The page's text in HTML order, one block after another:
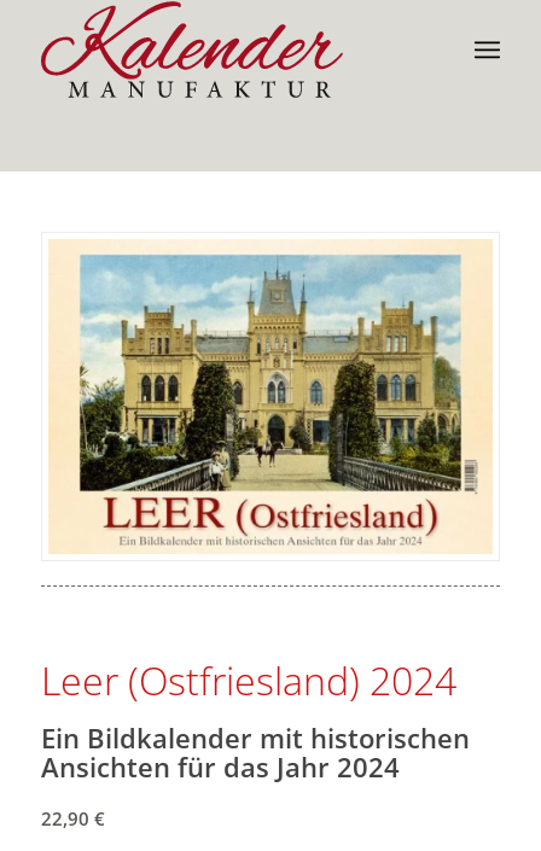
Leer (Ostfriesland) 2024
Ein Bildkalender mit historischen
Ansichten für das Jahr 2024
22,90 €